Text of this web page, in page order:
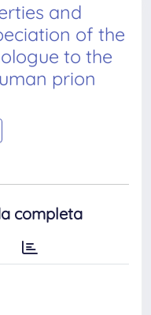
and
of the
to the
prion
completa